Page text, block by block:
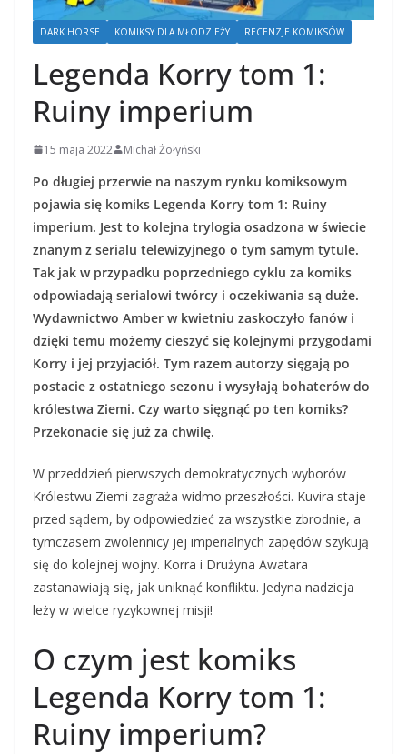
DARK HORSE KOMIKSY DLA MŁODZIEŻY RECENZJE KOMIKSÓW
Legenda Korry tom 1:
Ruiny imperium
15 maja 2022 Michał Żołyński
Po długiej przerwie na naszym rynku komiksowym
pojawia się komiks Legenda Korry tom 1: Ruiny
imperium. Jest to kolejna trylogia osadzona w świecie
znanym z serialu telewizyjnego o tym samym tytule.
Tak jak w przypadku poprzedniego cyklu za komiks
odpowiadają serialowi twórcy i oczekiwania są duże.
Wydawnictwo Amber w kwietniu zaskoczyło fanów i
dzięki temu możemy cieszyć się kolejnymi przygodami
Korry i jej przyjaciół. Tym razem autorzy sięgają po
postacie z ostatniego sezonu i wysyłają bohaterów do
królestwa Ziemi. Czy warto sięgnąć po ten komiks?
Przekonacie się już za chwilę.
W przeddzień pierwszych demokratycznych wyborów
Królestwu Ziemi zagraża widmo przeszłości. Kuvira staje
przed sądem, by odpowiedzieć za wszystkie zbrodnie, a
tymczasem zwolennicy jej imperialnych zapędów szykują
się do kolejnej wojny. Korra i Drużyna Awatara
zastanawiają się, jak uniknąć konfliktu. Jedyna nadzieja
leży w wielce ryzykownej misji!
O czym jest komiks
Legenda Korry tom 1:
Ruiny imperium?